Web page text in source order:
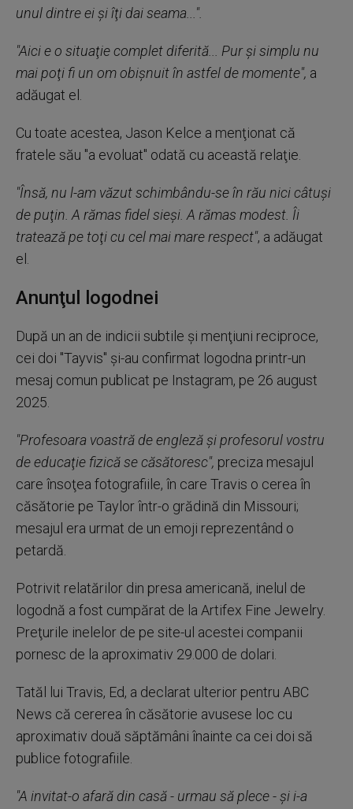
unul dintre ei şi îţi dai seama...".
"Aici e o situaţie complet diferită... Pur şi simplu nu
mai poţi fi un om obişnuit în astfel de momente", a
adăugat el.
Cu toate acestea, Jason Kelce a menţionat că
fratele său "a evoluat" odată cu această relaţie.
"Însă, nu l-am văzut schimbându-se în rău nici câtuşi
de puţin. A rămas fidel sieşi. A rămas modest. Îi
tratează pe toţi cu cel mai mare respect", a adăugat
el.
Anunţul logodnei
După un an de indicii subtile şi menţiuni reciproce,
cei doi "Tayvis" şi-au confirmat logodna printr-un
mesaj comun publicat pe Instagram, pe 26 august
2025.
"Profesoara voastră de engleză şi profesorul vostru
de educaţie fizică se căsătoresc", preciza mesajul
care însoţea fotografiile, în care Travis o cerea în
căsătorie pe Taylor într-o grădină din Missouri;
mesajul era urmat de un emoji reprezentând o
petardă.
Potrivit relatărilor din presa americană, inelul de
logodnă a fost cumpărat de la Artifex Fine Jewelry.
Preţurile inelelor de pe site-ul acestei companii
pornesc de la aproximativ 29.000 de dolari.
Tatăl lui Travis, Ed, a declarat ulterior pentru ABC
News că cererea în căsătorie avusese loc cu
aproximativ două săptămâni înainte ca cei doi să
publice fotografiile.
"A invitat-o afară din casă - urmau să plece - şi i-a